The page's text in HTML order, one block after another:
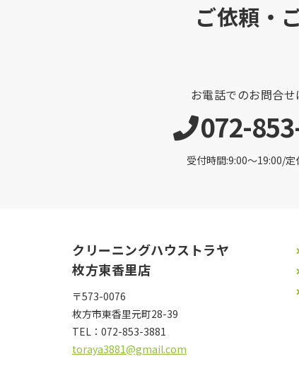
ご依頼・
お電話でのお問合せ
072-
受付時間:9:00〜19:00/定
クリーニングハウストラヤ
枚方東香里店
〒573-0076
枚方市東香里元町28-39
TEL： 072-853-3881
toraya3881@gmail.com